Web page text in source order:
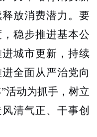
放消费潜力。要
稳步推进基本公
城市更新，持续
全面从严治党向
活动为抓手，树立
清气正、干事创